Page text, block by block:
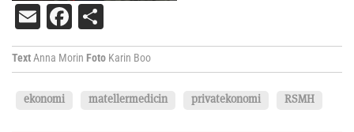
EmailFacebook
TextAnna Morin Foto Karin Boo
ekonomi matellermedicin privatekonomi RSMH